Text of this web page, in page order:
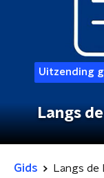
Uitzending
Langs
Gids Langs de